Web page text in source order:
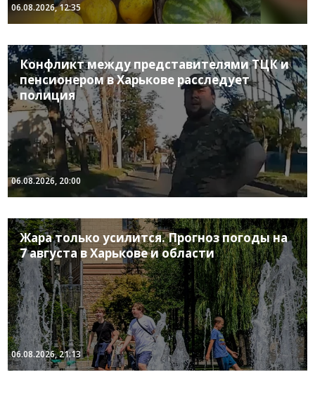
06.08.2026, 12:35
Конфликт между представителями ТЦК и
пенсионером в Харькове расследует
полиция
06.08.2026, 20:00
Жара только усилится. Прогноз погоды на
7 августа в Харькове и области
06.08.2026, 21:13